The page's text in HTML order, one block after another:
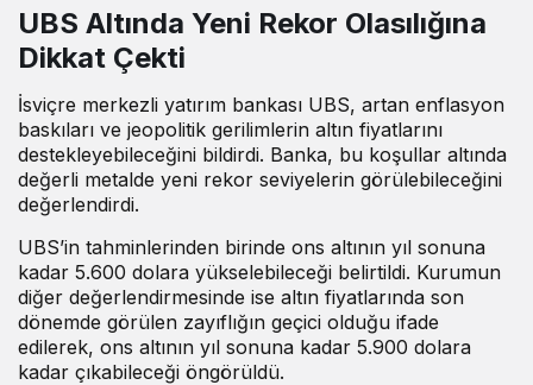
UBS Altında Yeni Rekor Olasılığına
Dikkat Çekti
İsviçre merkezli yatırım bankası UBS, artan enflasyon
baskıları ve jeopolitik gerilimlerin altın fiyatlarını
destekleyebileceğini bildirdi. Banka, bu koşullar altında
değerli metalde yeni rekor seviyelerin görülebileceğini
değerlendirdi.
UBS’in tahminlerinden birinde ons altının yıl sonuna
kadar 5.600 dolara yükselebileceği belirtildi. Kurumun
diğer değerlendirmesinde ise altın fiyatlarında son
dönemde görülen zayıflığın geçici olduğu ifade
edilerek, ons altının yıl sonuna kadar 5.900 dolara
kadar çıkabileceği öngörüldü.